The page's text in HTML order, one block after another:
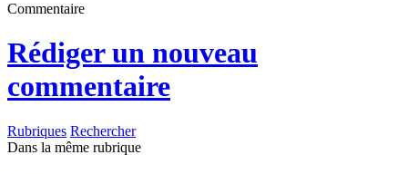
Commentaire
Rédiger un nouveau
commentaire
Rubriques Rechercher
Dans la même rubrique